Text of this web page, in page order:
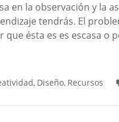
en la observación y la
tendrás. El
que ésta es es escasa
, Diseño, Recursos